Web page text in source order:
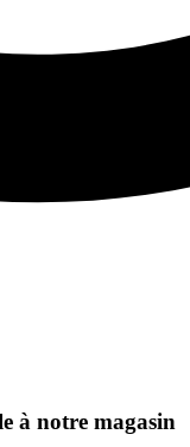
à notre magasin